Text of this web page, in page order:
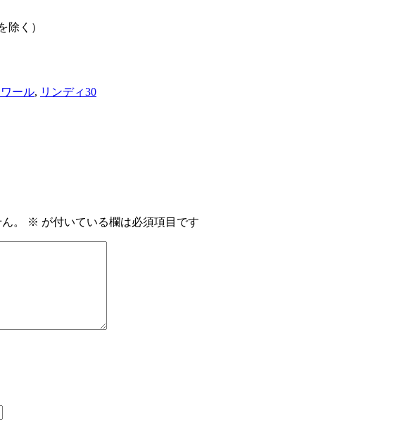
除く）
ワール, リンディ30
。 ※ が付いている欄は必須項目です